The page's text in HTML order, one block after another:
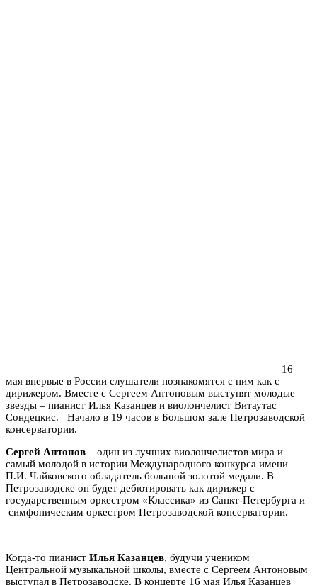
16
мая впервые в России слушатели познакомятся с ним как с
дирижером. Вместе с Сергеем Антоновым выступят молодые
звезды – пианист Илья Казанцев и виолончелист Витаутас
Сондецкис. Начало в 19 часов в Большом зале Петрозаводской
консерватории.
Сергей Антонов – один из лучших виолончелистов мира и
самый молодой в истории Международного конкурса имени
П.И. Чайковского обладатель большой золотой медали. В
Петрозаводске он будет дебютировать как дирижер с
государственным оркестром «Классика» из Санкт-Петербурга и
симфоническим оркестром Петрозаводской консерватории.
Когда-то пианист Илья Казанцев, будучи учеником
Центральной музыкальной школы, вместе с Сергеем Антоновым
выступал в Петрозаводске. В концерте 16 мая Илья Казанцев